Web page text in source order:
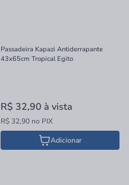
Passadeira Kapazi Antiderrapante
43x65cm Tropical Egito
R$ 32,90 à vista
R$ 32,90 no PIX
Adicionar